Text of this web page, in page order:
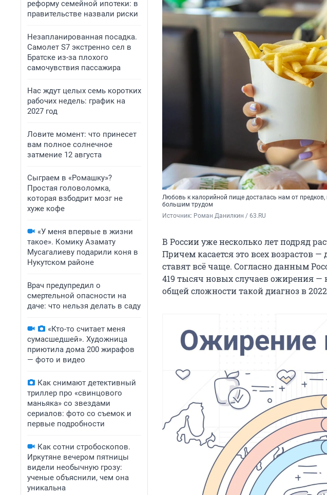
реформу семейной ипотеки: в
правительстве назвали риски
Незапланированная посадка.
Самолет S7 экстренно сел в
Братске из-за плохого
самочувствия пассажира
Нас ждут целых семь коротких
рабочих недель: график на
2027 год
Ловите момент: что принесет
вам полное солнечное
затмение 12 августа
Сыграем в «Ромашку»?
Простая головоломка,
которая взбодрит мозг не
хуже кофе
«У меня впервые в жизни
такое». Комику Азамату
Мусагалиеву подарили коня в
Нукутском районе
Врач предупредил о
смертельной опасности на
даче: что нельзя делать в саду
«Кто-то считает меня
сумасшедшей». Художница
приютила дома 200 жирафов
— фото и видео
Как снимают детективный
триллер про «свинцового
маньяка» со звездами
сериалов: фото со съемок и
первые подробности
Как сотни стробоскопов.
Иркутяне вечером пятницы
видели необычную грозу:
ученые объяснили, чем она
уникальна
Любовь к калорийной пище досталась нам от
большим трудом
Источник: Роман Данилкин / 63.RU
В России уже несколько лет подряд
Причем касается это всех возрастов
ставят всё чаще. Согласно данным
419 тысяч новых случаев ожирения —
общей сложности такой диагноз в